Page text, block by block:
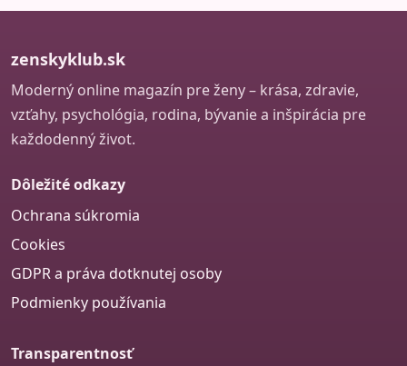
zenskyklub.sk
Moderný online magazín pre ženy – krása, zdravie,
vzťahy, psychológia, rodina, bývanie a inšpirácia pre
každodenný život.
Dôležité odkazy
Ochrana súkromia
Cookies
GDPR a práva dotknutej osoby
Podmienky používania
Transparentnosť